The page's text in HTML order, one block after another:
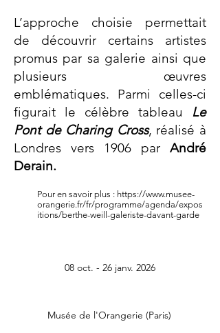
L’approche choisie permettait
de découvrir certains artistes
promus par sa galerie ainsi que
plusieurs œuvres
emblématiques. Parmi celles-ci
figurait le célèbre tableau Le
Pont de Charing Cross, réalisé à
Londres vers 1906 par André
Derain.
Pour en savoir plus : https://www.musee-
orangerie.fr/fr/programme/agenda/expos
itions/berthe-weill-galeriste-davant-garde
08 oct. - 26 janv. 2026
Musée de l'Orangerie (Paris)